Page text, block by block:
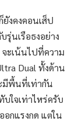
ยังคงคอนเส็ป
รุ่นเรือธงอย่าง
จะเน้นไปที่ความ
Dual ทั้งด้าน
มีพื้นที่เท่ากัน
ใจเท่าไหร่ครับ
อกแรงกด แต่ใน